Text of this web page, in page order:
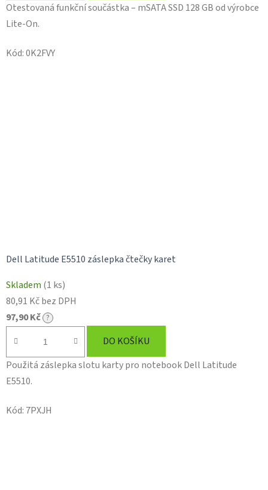
Otestovaná funkční součástka – mSATA SSD 128 GB od výrobce
Lite-On.
Kód:0K2FVY
Dell Latitude E5510 záslepka čtečky karet
Skladem (1 ks)
80,91 Kč bez DPH
97,90 Kč ?
DO KOŠÍKU
Použitá záslepka slotu karty pro notebook Dell Latitude
E5510.
Kód: 7PXJH